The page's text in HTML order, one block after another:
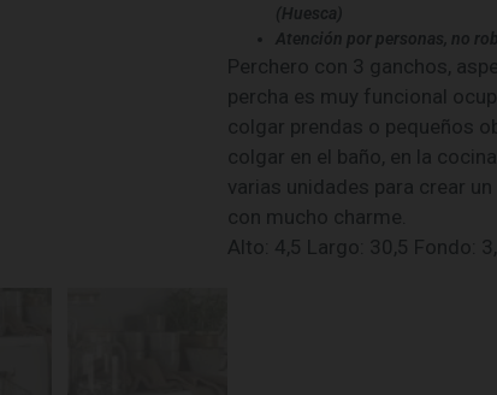
(Huesca)
Atención por personas, no
Perchero con 3 ganchos,
percha es muy funcional
colgar prendas o pequeños
colgar en el baño, en la
varias unidades para crear
con mucho charme.
Alto: 4,5 Largo: 30,5 Fondo: